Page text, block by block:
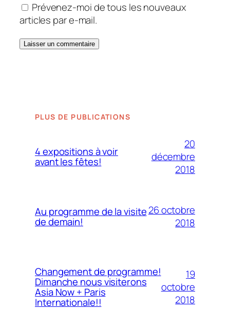
Prévenez-moi de tous les nouveaux
articles par e-mail.
PLUS DE PUBLICATIONS
4 expositions à voir
avant les fêtes!
20
décembre
2018
Au programme de la visite
de demain!
26 octobre
2018
Changement de programme!
Dimanche nous visiterons
Asia Now + Paris
Internationale!!
19
octobre
2018